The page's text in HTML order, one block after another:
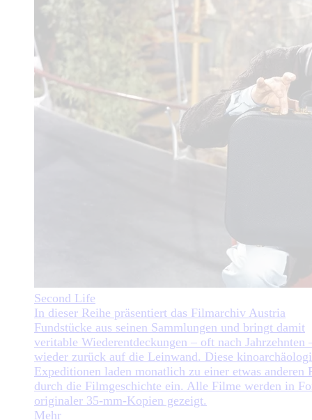
Second Life
In dieser Reihe präsentiert das Filmarchiv Austria
Fundstücke aus seinen Sammlungen und bringt damit
veritable Wiederentdeckungen – oft nach Jahrzehnten
wieder zurück auf die Leinwand. Diese
Expeditionen laden monatlich zu einer etwas anderen
durch die Filmgeschichte ein. Alle Filme werden in
originaler 35-mm-Kopien gezeigt.
Mehr